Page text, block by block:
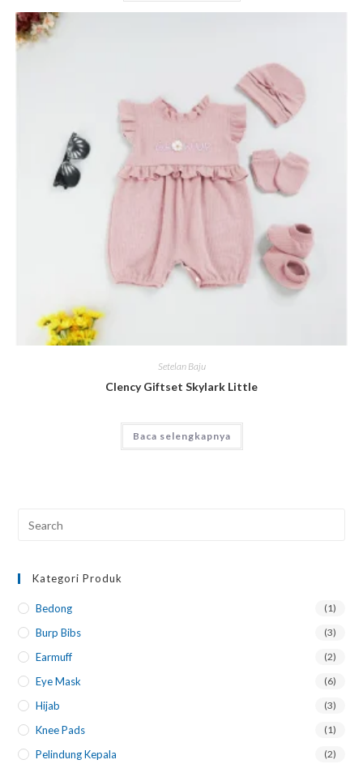
Setelan Baju
Clency Giftset Skylark Little
Baca selengkapnya
Kategori Produk
Bedong (1)
Burp Bibs (3)
Earmuff (2)
Eye Mask (6)
Hijab (3)
Knee Pads (1)
Pelindung Kepala (2)